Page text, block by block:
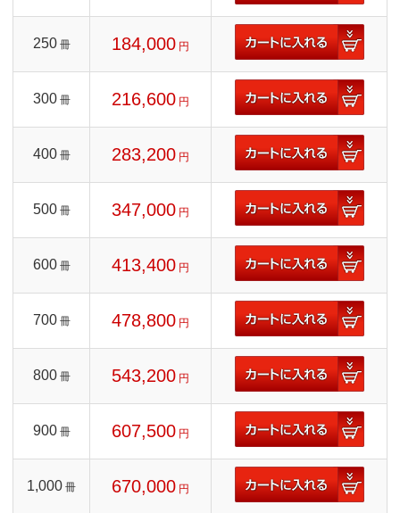
250 冊 184,000 円
300 冊 216,600 円
400 冊 283,200 円
500 冊 347,000 円
600 冊 413,400 円
700 冊 478,800 円
800 冊 543,200 円
900 冊 607,500 円
1,000 冊 670,000 円